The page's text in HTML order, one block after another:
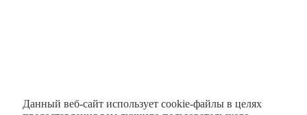
Данный веб-сайт использует cookie-файлы в целях